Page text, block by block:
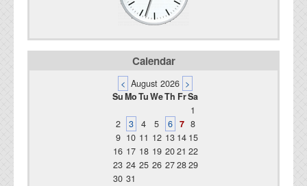
Calendar
< August 2026 >
SuMoTuWeTh FrSa
1
2
3 4 5 6 7 8
9 10 11 12 13 14 15
16 17 18 19 2021 22
23 24 25 26 272829
30 31